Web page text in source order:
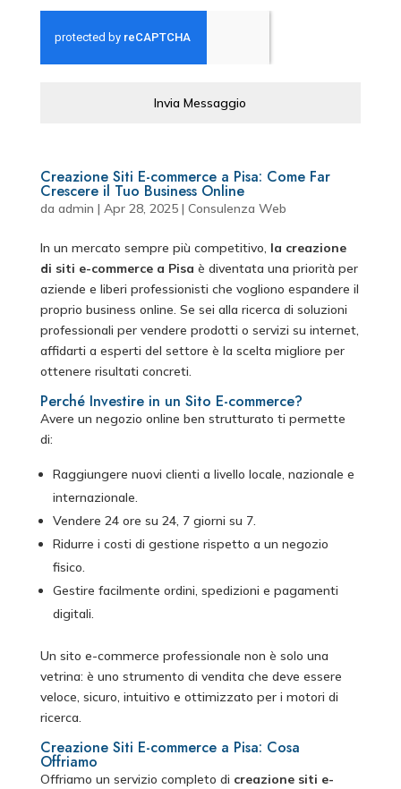
Invia Messaggio
Creazione Siti E-commerce a Pisa: Come Far
Crescere il Tuo Business Online
da admin | Apr 28, 2025| Consulenza Web
In un mercato sempre più competitivo, la creazione
di siti e-commerce a Pisa è diventata una priorità per
aziende e liberi professionisti che vogliono espandere il
proprio business online. Se sei alla ricerca di soluzioni
professionali per vendere prodotti o servizi su internet,
affidarti a esperti del settore è la scelta migliore per
ottenere risultati concreti.
Perché Investire in un Sito E-commerce?
Avere un negozio online ben strutturato ti permette
di:
Raggiungere nuovi clienti a livello locale, nazionale e
internazionale.
Vendere 24 ore su 24, 7 giorni su 7.
Ridurre i costi di gestione rispetto a un negozio
fisico.
Gestire facilmente ordini, spedizioni e pagamenti
digitali.
Un sito e-commerce professionale non è solo una
vetrina: è uno strumento di vendita che deve essere
veloce, sicuro, intuitivo e ottimizzato per i motori di
ricerca.
Creazione Siti E-commerce a Pisa: Cosa
Offriamo
Offriamo un servizio completo di creazione siti e-